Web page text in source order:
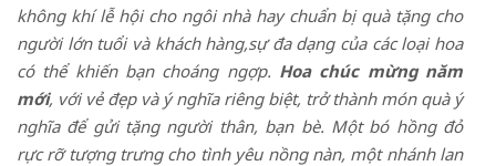
không khí lễ hội cho ngôi nhà hay chuẩn bị quà tặng cho
người lớn tuổi và khách hàng,sự đa dạng của các loại hoa
có thể khiến bạn choáng ngợp. Hoa chúc mừng năm
mới, với vẻ đẹp và ý nghĩa riêng biệt, trở thành món quà ý
nghĩa để gửi tặng người thân, bạn bè. Một bó hồng đỏ
rực rỡ tượng trưng cho tình yêu nồng nàn, một nhánh lan